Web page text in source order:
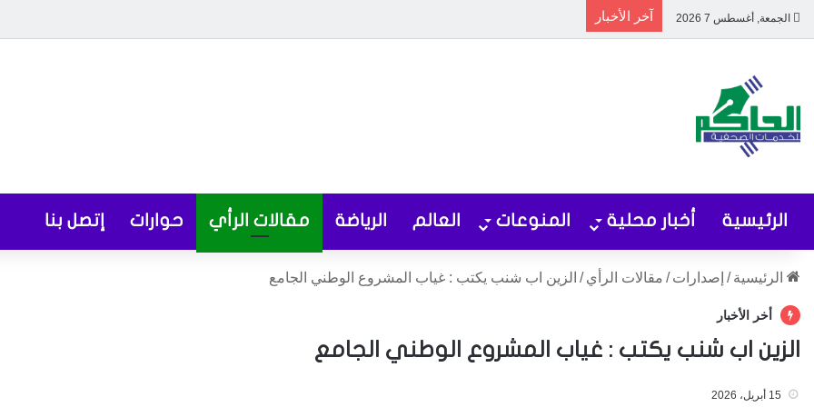
الجمعة, أغسطس 7 2026 آخر الأخبار
الرئيسية أخبار محلية المنوعات العالم الرياضة مقالات الرأي حوارات إتصل بنا
الرئيسية / إصدارات / مقالات الرأي / الزين اب شنب يكتب : غياب المشروع الوطني الجامع
أخر الأخبار
الزين اب شنب يكتب : غياب المشروع الوطني الجامع
15 أبريل، 2026